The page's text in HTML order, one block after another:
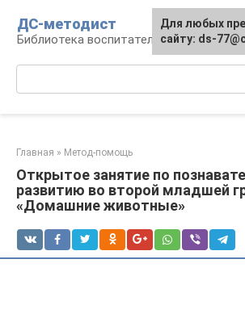
контенту
ДС-методист
Библиотека воспитателя
Главная » Метод-помощь
Открытое занятие по
развитию во второй младшей
«Домашние животные»
Для любых
сайту: ds-